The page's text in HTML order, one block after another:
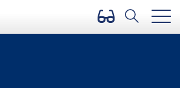
Версия для слабовидящих